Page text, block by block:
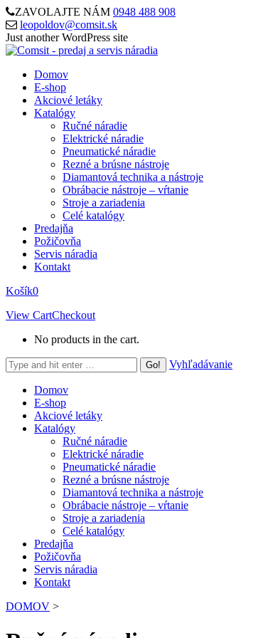
ZAVOLAJTE NÁM 0948 488 908
leopoldov@comsit.sk
Skip
to
Just another WordPress site
Domov
E-shop
Akciové letáky
Katalógy
Ručné náradie
Elektrické náradie
Pneumatické náradie
Rezné a brúsne nástroje
Diamantová technika a nástroje
Obrábacie nástroje – vŕtanie
Stroje a zariadenia
Celé katalógy
Predajňa
Požičovňa
Servis náradia
Kontakt
Košík0
View CartCheckout
No products in the cart.
Search:
Vyhľadávanie
Domov
E-shop
Akciové letáky
Katalógy
Ručné náradie
Elektrické náradie
Pneumatické náradie
Rezné a brúsne nástroje
Diamantová technika a nástroje
Obrábacie nástroje – vŕtanie
Stroje a zariadenia
Celé katalógy
Predajňa
Požičovňa
Servis náradia
Kontakt
DOMOV >